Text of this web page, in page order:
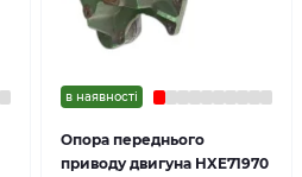
в наявності
Опора переднього
приводу двигуна HXE71970